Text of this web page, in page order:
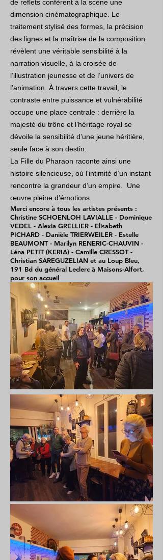
de reflets confèrent à la scène une
dimension cinématographique. Le
traitement stylisé des formes, la précision
des lignes et la maîtrise de la composition
révèlent une véritable sensibilité à la
narration visuelle, à la croisée de
l’illustration jeunesse et de l’univers de
l’animation. À travers cette travail, le
contraste entre puissance et vulnérabilité
occupe une place centrale : derrière la
majesté du trône et l’héritage royal se
dévoile la sensibilité d’une jeune héritière,
seule face à son destin.
La Fille du Pharaon raconte ainsi une
histoire silencieuse, où l’intimité d’un instant
rencontre la grandeur d’un empire. Une
œuvre pleine d’émotions.
Merci encore à tous les artistes présents :
Christine SCHOENLOH LAVIALLE - Dominique
VEDEL - Alexia GRELLIER - Elisabeth
PICHARD - Danièle TRIERWEILER - Estelle
BEAUMONT - Marilyn RENERIC-CHAUVIN -
Léna PETIT (KERIA) - Camille CRESSOT -
Christian SAREGUZELIAN et au Loup Bleu,
191 Bd du général Leclerc à Maisons-Alfort,
pour son accueil